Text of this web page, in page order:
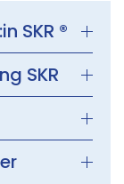
SKR ®
SKR